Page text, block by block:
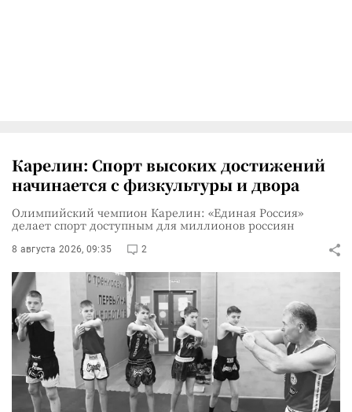
Карелин: Спорт высоких достижений
начинается с физкультуры и двора
Олимпийский чемпион Карелин: «Единая Россия»
делает спорт доступным для миллионов россиян
8 августа 2026, 09:35 2